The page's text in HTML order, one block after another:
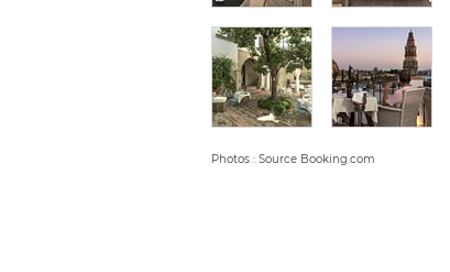
Photos : Source Booking.com